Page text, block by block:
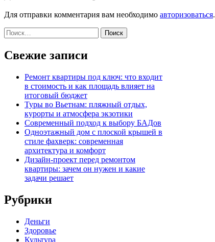
Для отправки комментария вам необходимо авторизоваться.
Найти:
Свежие записи
Ремонт квартиры под ключ: что входит
в стоимость и как площадь влияет на
итоговый бюджет
Туры во Вьетнам: пляжный отдых,
курорты и атмосфера экзотики
Современный подход к выбору БАДов
Одноэтажный дом с плоской крышей в
стиле фахверк: современная
архитектура и комфорт
Дизайн-проект перед ремонтом
квартиры: зачем он нужен и какие
задачи решает
Рубрики
Деньги
Здоровье
Культура